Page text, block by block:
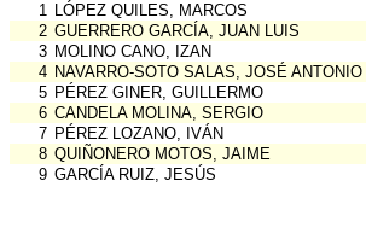
1 LÓPEZ QUILES, MARCOS
2 GUERRERO GARCÍA, JUAN LUIS
3 MOLINO CANO, IZAN
4 NAVARRO-SOTO SALAS, JOSÉ ANTONIO
5 PÉREZ GINER, GUILLERMO
6 CANDELA MOLINA, SERGIO
7 PÉREZ LOZANO, IVÁN
8 QUIÑONERO MOTOS, JAIME
9 GARCÍA RUIZ, JESÚS